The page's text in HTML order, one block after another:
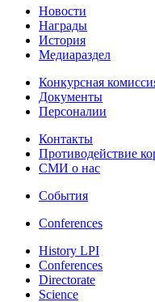
Новости
Награды
История
Медиараздел
Конкурсная
Документы
Персоналии
Контакты
Противодействие
СМИ о нас
События
Conferences
History LPI
Conferences
Directorate
Science